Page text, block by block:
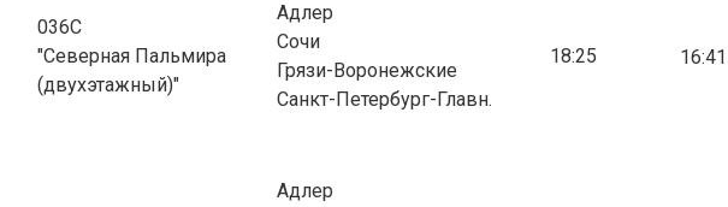
036С
"Северная Пальмира
(двухэтажный)"
Адлер
Сочи
Грязи-Воронежские
Санкт-Петербург-Главн.
18:25 16:41
Адлер